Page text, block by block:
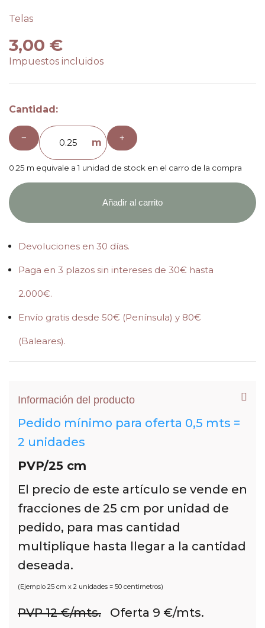
Telas
3,00 €
Impuestos incluidos
Cantidad:
− m +
0.25 m equivale a 1 unidad de stock en el carro de la compra
Añadir al carrito
Devoluciones en 30 días.
Paga en 3 plazos sin intereses de 30€ hasta
2.000€.
Envío gratis desde 50€ (Península) y 80€
(Baleares).
Información del producto
Pedido mínimo para oferta 0,5 mts =
2 unidades
PVP/25 cm
El precio de este artículo se vende en
fracciones de 25 cm por unidad de
pedido, para mas cantidad
multiplique hasta llegar a la cantidad
deseada.
(Ejemplo 25 cm x 2 unidades = 50 centimetros)
PVP 12 €/mts. Oferta 9 €/mts.